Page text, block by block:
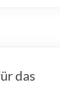
das